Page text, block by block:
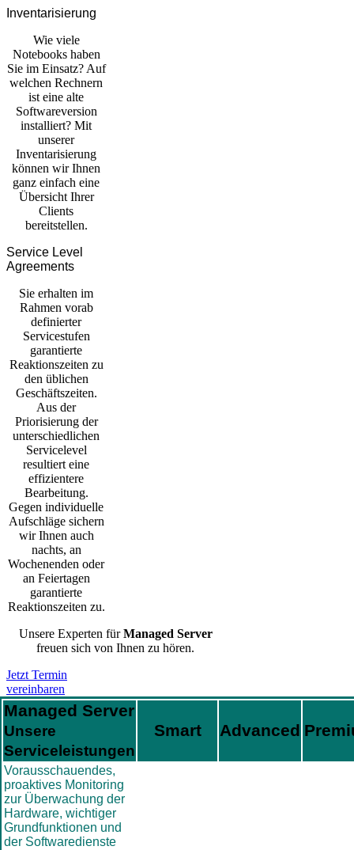
Inventarisierung
Wie viele
Notebooks haben
Sie im Einsatz? Auf
welchen Rechnern
ist eine alte
Softwareversion
installiert? Mit
unserer
Inventarisierung
können wir Ihnen
ganz einfach eine
Übersicht Ihrer
Clients
bereitstellen.
Service Level
Agreements
Sie erhalten im
Rahmen vorab
definierter
Servicestufen
garantierte
Reaktionszeiten zu
den üblichen
Geschäftszeiten.
Aus der
Priorisierung der
unterschiedlichen
Servicelevel
resultiert eine
effizientere
Bearbeitung.
Gegen individuelle
Aufschläge sichern
wir Ihnen auch
nachts, an
Wochenenden oder
an Feiertagen
garantierte
Reaktionszeiten zu.
Unsere Experten fürManaged Server
freuen sich von Ihnen zu hören.
Jetzt Termin
vereinbaren
Managed Server
Unsere
Serviceleistungen
Smart Advanced
Vorausschauendes,
proaktives Monitoring
zur Überwachung der
Hardware, wichtiger
Grundfunktionen und
der Softwaredienste